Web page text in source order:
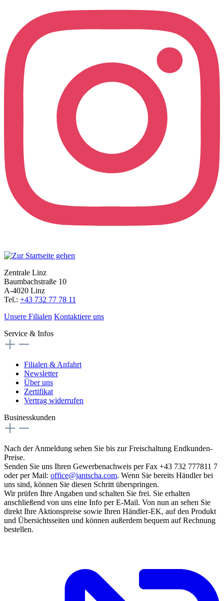
Zentrale Linz
Baumbachstraße 10
A-4020 Linz
Tel.: +43 732 77 78 11
Unsere Filialen Kontaktiere uns
Service & Infos
Filialen & Anfahrt
Newsletter
Über uns
Zertifikat
Vertrag widerrufen
Businesskunden
Nach der Anmeldung sehen Sie bis zur Freischaltung Endkunden-
Preise.
Senden Sie uns Ihren Gewerbenachweis per Fax +43 732 777811 7
oder per Mail: office@jantscha.com. Wenn Sie bereits Händler bei
uns sind, können Sie diesen Schritt überspringen.
Wir prüfen Ihre Angaben und schalten Sie frei. Sie erhalten
anschließend von uns eine Info per E-Mail. Von nun an sehen Sie
direkt Ihre Aktionspreise sowie Ihren Händler-EK, auf den Produkt
und Übersichtsseiten und können außerdem bequem auf Rechnung
bestellen.